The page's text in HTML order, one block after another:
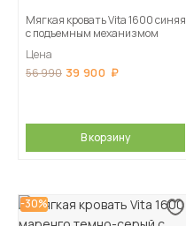
Мягкая кровать Vita 1600 синяя
с подъемным механизмом
Цена
56 990 39 900
В корзину
-30%